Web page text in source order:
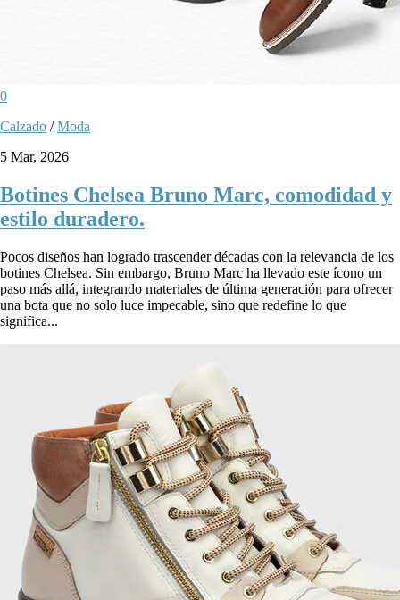
0
Calzado /Moda
5 Mar, 2026
Botines Chelsea Bruno Marc, comodidad y
estilo duradero.
Pocos diseños han logrado trascender décadas con la relevancia de los
botines Chelsea. Sin embargo, Bruno Marc ha llevado este ícono un
paso más allá, integrando materiales de última generación para ofrecer
una bota que no solo luce impecable, sino que redefine lo que
significa...